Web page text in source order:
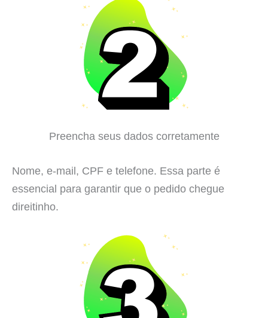
Preencha seus dados corretamente
Nome, e-mail, CPF e telefone. Essa parte é
essencial para garantir que o pedido chegue
direitinho.